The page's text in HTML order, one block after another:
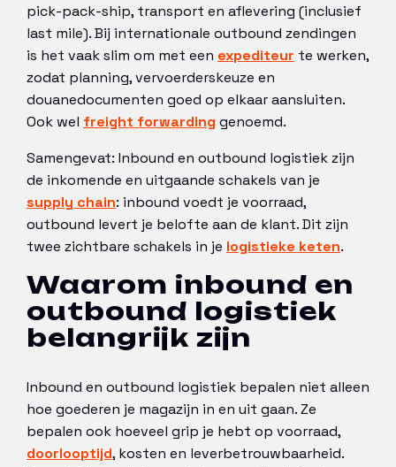
pick-pack-ship, transport en aflevering (inclusief
last mile). Bij internationale outbound zendingen
is het vaak slim om met een expediteur te werken,
zodat planning, vervoerderskeuze en
douanedocumenten goed op elkaar aansluiten.
Ook wel freight forwarding genoemd.
Samengevat: Inbound en outbound logistiek zijn
de inkomende en uitgaande schakels van je
supply chain: inbound voedt je voorraad,
outbound levert je belofte aan de klant. Dit zijn
twee zichtbare schakels in je logistieke keten.
Waarom inbound en
outbound logistiek
belangrijk zijn
Inbound en outbound logistiek bepalen niet alleen
hoe goederen je magazijn in en uit gaan. Ze
bepalen ook hoeveel grip je hebt op voorraad,
doorlooptijd, kosten en leverbetrouwbaarheid.